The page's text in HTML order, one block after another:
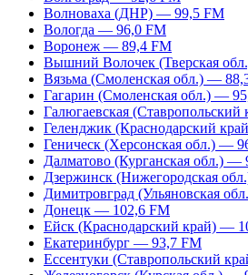
Волноваха (ДНР) — 99,5 FM
Вологда — 96,0 FM
Воронеж — 89,4 FM
Вышний Волочек (Тверская
Вязьма (Смоленская обл.) —
Гагарин (Смоленская обл.) —
Галюгаевская
Геленджик (Краснодарский
Геническ (Херсонская обл.) —
Далматово (Курганская обл.) —
Дзержинск (Нижегородская
Димитровград (Ульяновская
Донецк — 102,6 FM
Ейск (Краснодарский край) —
Екатеринбург — 93,7 FM
Ессентуки (Ставропольский